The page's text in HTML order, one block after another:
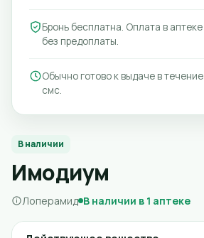
В наличии
Имодиум
Лоперамид В наличии в 1 аптеке
Бронь бесплатна. Оплата в
без предоплаты.
Обычно готово к выдаче в
смс.